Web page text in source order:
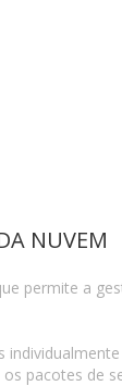
NUVEM
permite a
pacotes de